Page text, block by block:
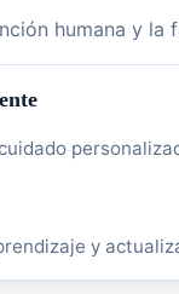
humana y la
y